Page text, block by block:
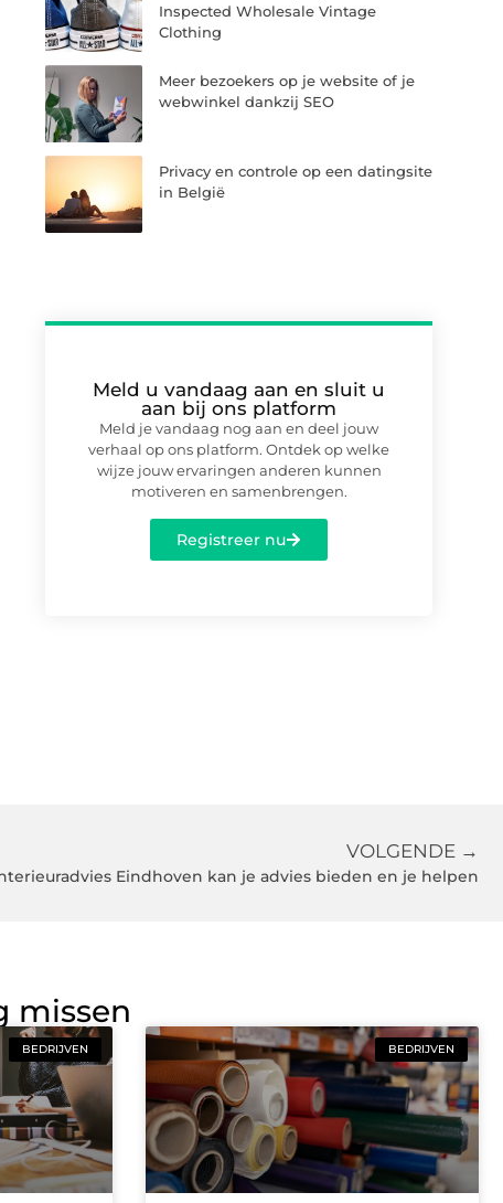
Inspected Wholesale Vintage
Clothing
Meer bezoekers op je website of je
webwinkel dankzij SEO
Privacy en controle op een datingsite
in België
Meld u vandaag aan en sluit u
aan bij ons platform
Meld je vandaag nog aan en deel jouw
verhaal op ons platform. Ontdek op welke
wijze jouw ervaringen anderen kunnen
motiveren en samenbrengen.
Registreer nu
VOLGENDE →
Eindhoven kan je advies bieden en je helpen
missen
BEDRIJVEN BEDRIJVEN